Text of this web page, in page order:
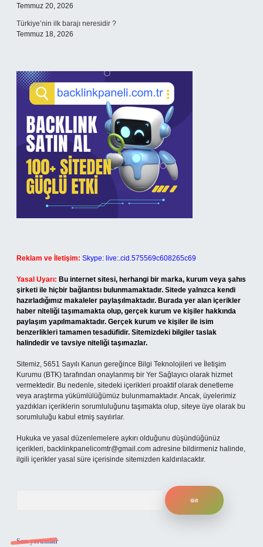
Temmuz 20, 2026
Türkiye’nin ilk barajı neresidir ?
Temmuz 18, 2026
Reklam ve İletişim: Skype: live:.cid.575569c608265c69
Yasal Uyarı: Bu internet sitesi, herhangi bir marka, kurum veya şahıs
şirketi ile hiçbir bağlantısı bulunmamaktadır. Sitede yalnızca kendi
hazırladığımız makaleler paylaşılmaktadır. Burada yer alan içerikler
haber niteliği taşımamakta olup, gerçek kurum ve kişiler hakkında
paylaşım yapılmamaktadır. Gerçek kurum ve kişiler ile isim
benzerlikleri tamamen tesadüfidir. Sitemizdeki bilgiler taslak
halindedir ve tavsiye niteliği taşımazlar.
Sitemiz, 5651 Sayılı Kanun gereğince Bilgi Teknolojileri ve İletişim
Kurumu (BTK) tarafından onaylanmış bir Yer Sağlayıcı olarak hizmet
vermektedir. Bu nedenle, sitedeki içerikleri proaktif olarak denetleme
veya araştırma yükümlülüğümüz bulunmamaktadır. Ancak, üyelerimiz
yazdıkları içeriklerin sorumluluğunu taşımakta olup, siteye üye olarak bu
sorumluluğu kabul etmiş sayılırlar.
Hukuka ve yasal düzenlemelere aykırı olduğunu düşündüğünüz
içerikleri, backlinkpanelicomtr@gmail.com adresine bildirmeniz halinde,
ilgili içerikler yasal süre içerisinde sitemizden kaldırılacaktır.
Son yorumlar